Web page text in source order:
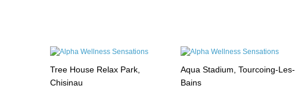
Tree House Relax Park,
Chisinau
Aqua Stadium, Tourcoing-Les-
Bains